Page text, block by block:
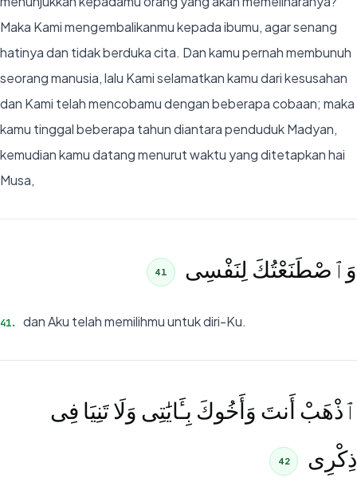
Maka Kami mengembalikanmu kepada ibumu, agar senang
hatinya dan tidak berduka cita. Dan kamu pernah membunuh
seorang manusia, lalu Kami selamatkan kamu dari kesusahan
dan Kami telah mencobamu dengan beberapa cobaan; maka
kamu tinggal beberapa tahun diantara penduduk Madyan,
kemudian kamu datang menurut waktu yang ditetapkan hai
Musa,
وَٱصْطَنَعْتُكَ لِنَفْسِى 41
41. dan Aku telah memilihmu untuk diri-Ku.
ٱذْهَبْ أَنتَ وَأَخُوكَ بِـَٔايَٰتِى وَلَا تَنِيَا فِى
ذِكْرِى
42